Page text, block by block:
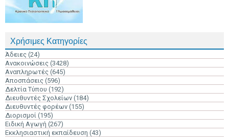
Χρήσιμες Κατηγορίες
Άδειες (24)
Ανακοινώσεις (3428)
Αναπληρωτές (645)
Αποσπάσεις (596)
Δελτία Τύπου (192)
Διευθυντές Σχολείων (184)
Διευθυντές φορέων (155)
Διορισμοί (195)
Ειδική Αγωγή (267)
Εκκλησιαστική εκπαίδευση (43)